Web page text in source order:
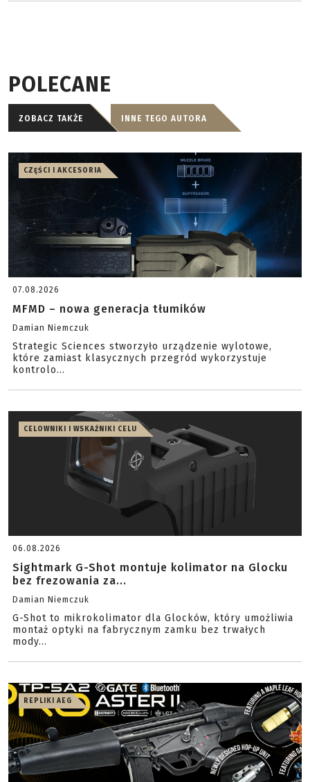
POLECANE
ZOBACZ TAKŻE INNE TEGO AUTORA
CZĘŚCI I AKCESORIA
07.08.2026
MFMD – nowa generacja tłumików
Damian Niemczuk
Strategic Sciences stworzyło urządzenie wylotowe,
które zamiast klasycznych przegród wykorzystuje
kontrolo...
CELOWNIKI I WSKAŹNIKI CELU
06.08.2026
Sightmark G-Shot montuje kolimator na Glocku
bez frezowania za...
Damian Niemczuk
G-Shot to mikrokolimator dla Glocków, który umożliwia
montaż optyki na fabrycznym zamku bez trwałych
mody...
REPLIKI AEG